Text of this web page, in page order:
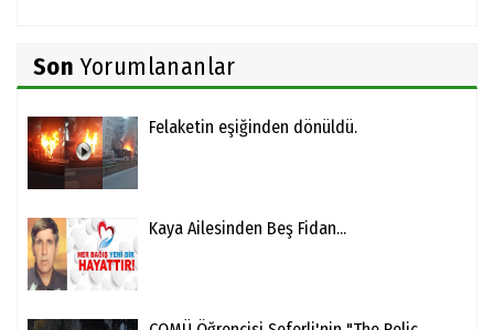
Son Yorumlananlar
Felaketin eşiğinden dönüldü.
Kaya Ailesinden Beş Fidan...